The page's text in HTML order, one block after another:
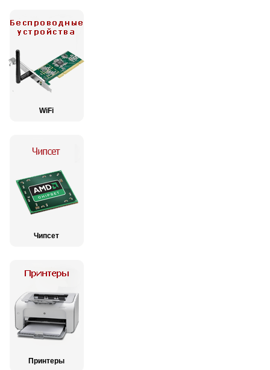
WiFi
Чипсет
Принтеры